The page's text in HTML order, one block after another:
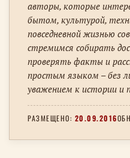
авторы, которые
бытом, культурой,
повседневной жизнью
стремимся собирать
проверять факты и
простым языком – без
уважением к истории и
РАЗМЕЩЕНО: 20.09.2016